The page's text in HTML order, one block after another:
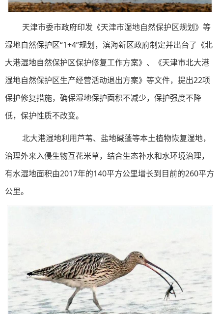
天津市委市政府印发《天津市湿地自然保护区规划》等
湿地自然保护区“1+4”规划，滨海新区政府制定并出台了《北
大港湿地自然保护区保护修复工作方案》、《天津市北大港
湿地自然保护区生产经营活动退出方案》等文件，提出22项
保护修复措施，确保湿地保护面积不减少，保护强度不降
低，保护性质不改变。
北大港湿地利用芦苇、盐地碱蓬等本土植物恢复湿地，
治理外来入侵生物互花米草，结合生态补水和水环境治理，
有水湿地面积由2017年的140平方公里增长到目前的260平方
公里。